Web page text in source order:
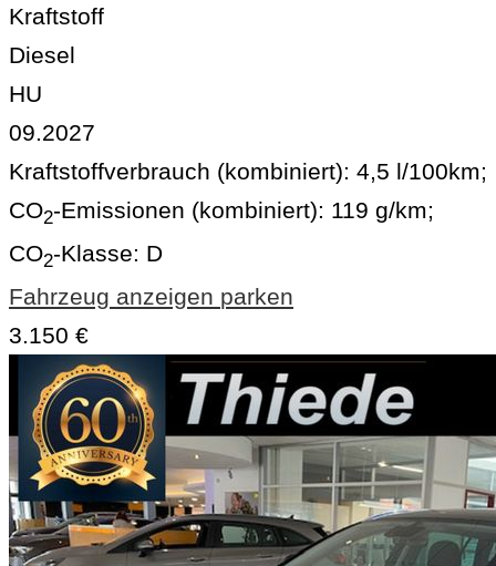
Kraftstoff
Diesel
HU
09.2027
Kraftstoffverbrauch (kombiniert): 4,5 l/100km;
CO2-Emissionen (kombiniert): 119 g/km;
CO2-Klasse: D
Fahrzeug anzeigen parken
3.150 €